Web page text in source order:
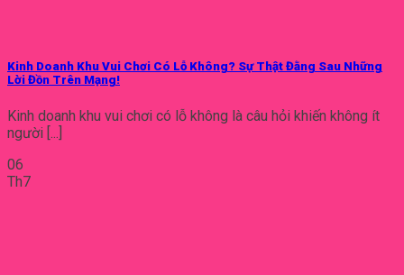
Kinh Doanh Khu Vui Chơi Có Lỗ Không? Sự Thật Đằng Sau Những
Lời Đồn Trên Mạng!
Kinh doanh khu vui chơi có lỗ không là câu hỏi khiến không ít
người [...]
06
Th7